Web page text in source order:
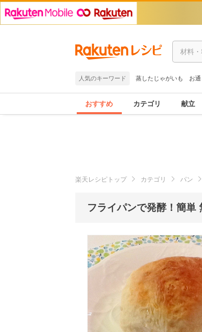
人気のキーワード 蒸したじゃがいも お通
おすすめ カテゴリ 献立
楽天レシピトップ カテゴリ パン
フライパンで発酵！簡